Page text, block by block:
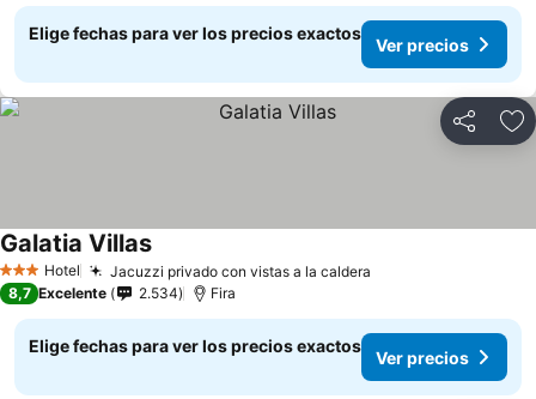
Elige fechas para ver los precios exactos
Ver precios
Compartir
3 Estrellas
Hotel Jacuzzi privado con vistas a la caldera
Galatia Villas
8,7 Excelente 2.534 Fira
Elige fechas para ver los precios exactos
Ver precios